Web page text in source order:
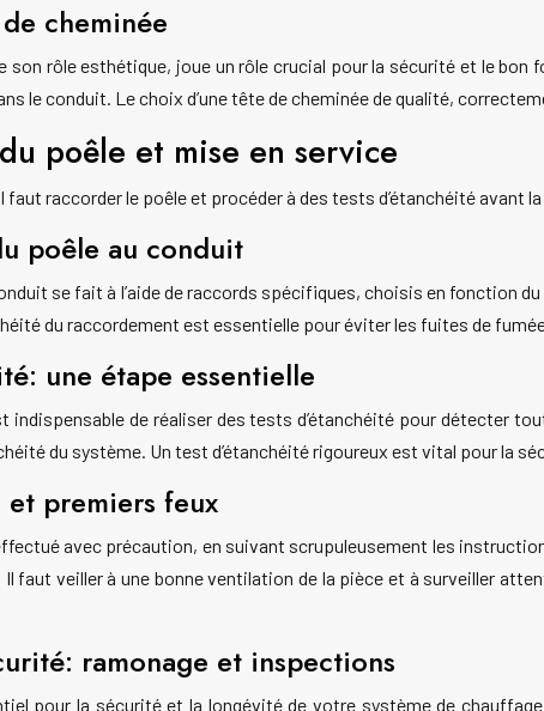
cheminée
son rôle esthétique, joue un rôle crucial pour la sécurité et le
le conduit. Le choix d’une tête de cheminée de qualité,
poêle et mise en service
faut raccorder le poêle et procéder à des tests d’étanchéité
poêle au conduit
se fait à l’aide de raccords spécifiques, choisis en fonction
du raccordement est essentielle pour éviter les fuites de
une étape essentielle
indispensable de réaliser des tests d’étanchéité pour détecter
du système. Un test d’étanchéité rigoureux est vital pour la
premiers feux
avec précaution, en suivant scrupuleusement les
faut veiller à une bonne ventilation de la pièce et à surveiller
ramonage et inspections
pour la sécurité et la longévité de votre système de